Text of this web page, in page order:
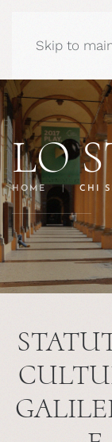
Skip to
LO
HOME CHI